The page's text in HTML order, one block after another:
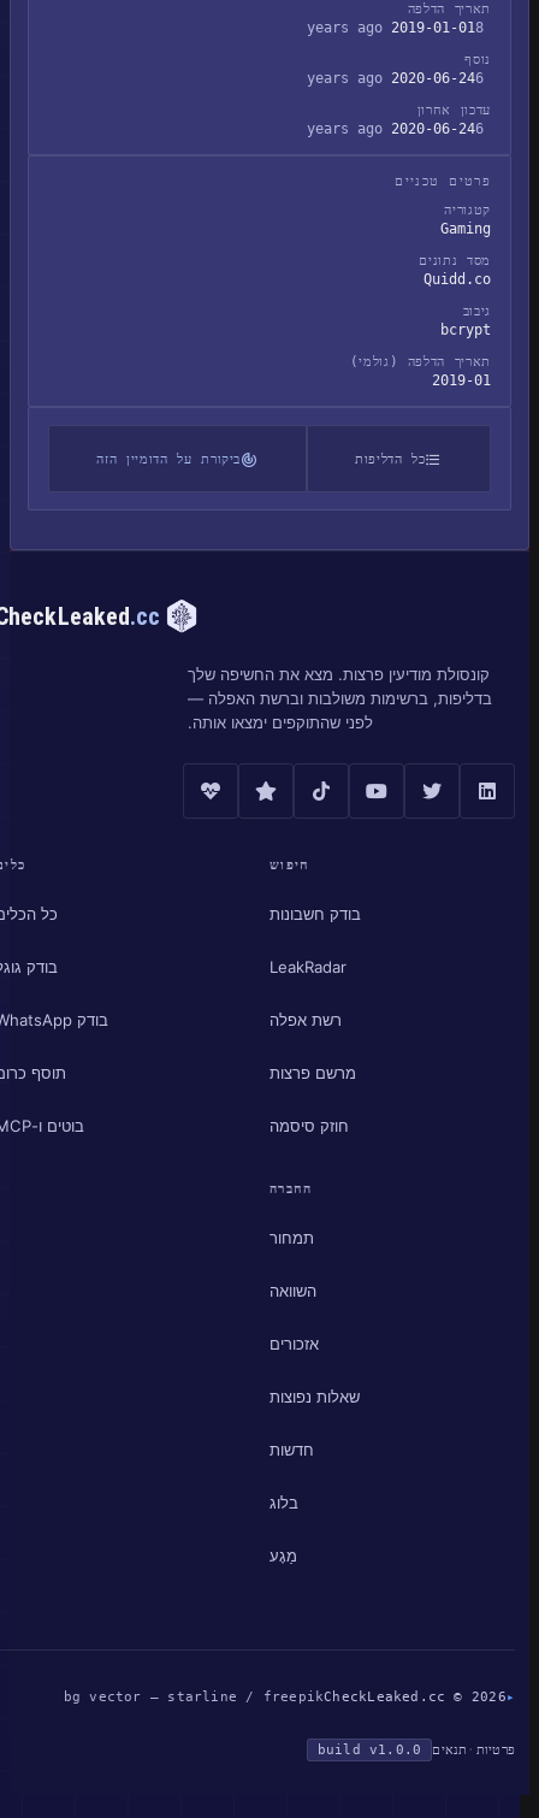
תאריך הדלפה
2019-01-01
נוסף
2020-06-24
עדכון אחרון
2020-06-24
פרטים טכניים
קטגוריה
Gaming
מסד נתונים
Quidd.co
גיבוב
bcrypt
תאריך הדלפה (גולמי)
2019-01
כל הדליפות ביקורת על הדומיין הזה
CheckLeaked.cc
קונסולת מודיעין פרצות. מצא את החשיפה שלך
בדליפות, ברשימות משולבות וברשת האפלה —
לפני שהתוקפים ימצאו אותה.
חיפוש
בודק חשבונות
LeakRadar
רשת אפלה
מרשם פרצות
חוזק סיסמה
כלים
כל הכלים
בודק גוגל
בודק WhatsApp
תוסף כרום
בוטים ו-MCP
החברה
תמחור
השוואה
אזכורים
שאלות נפוצות
חדשות
בלוג
מַגָע
CheckLeaked.cc © 2026
bg vector — starline / freepik
פרטיות·תנאים build v1.0.0